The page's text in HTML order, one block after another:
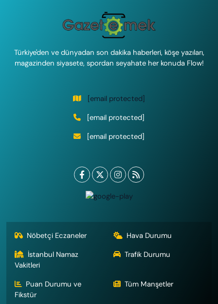
Türkiye'den ve dünyadan son dakika haberleri, köşe yazıları,
magazinden siyasete, spordan seyahate her konuda Flow!
[email protected]
[email protected]
[email protected]
Nöbetçi Eczaneler
Hava Durumu
İstanbul Namaz
Vakitleri
Trafik Durumu
Puan Durumu ve
Fikstür
Tüm Manşetler